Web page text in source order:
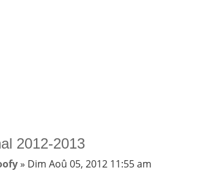
2012-2013
» Dim Aoû 05, 2012 11:55 am